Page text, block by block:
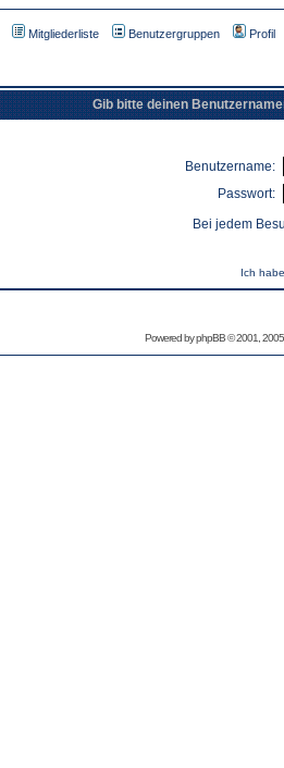
Mitgliederliste Benutzergruppen Profil
Gib bitte deinen
Benutzername:
Passwort:
Bei jedem
Ich
Powered byphpBB© 2001,